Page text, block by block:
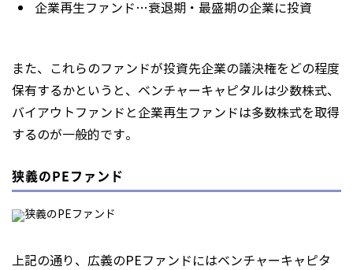
企業再生ファンド…衰退期・最盛期の企業に投資
また、これらのファンドが投資先企業の議決権をどの程度
保有するかというと、ベンチャーキャピタルは少数株式、
バイアウトファンドと企業再生ファンドは多数株式を取得
するのが一般的です。
狭義のPEファンド
上記の通り、広義のPEファンドにはベンチャーキャピタ